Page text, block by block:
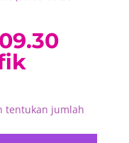
tentukan jumlah